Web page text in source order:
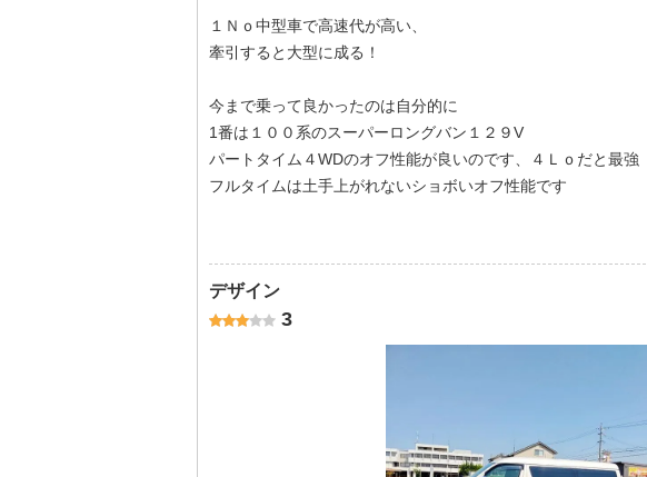
１Ｎｏ中型車で高速代が高い、
牽引すると大型に成る！
今まで乗って良かったのは自分的に
1番は１００系のスーパーロングバン１２９V
パートタイム４WDのオフ性能が良いのです、４Ｌｏだと最強
フルタイムは土手上がれないショボいオフ性能です
デザイン
3